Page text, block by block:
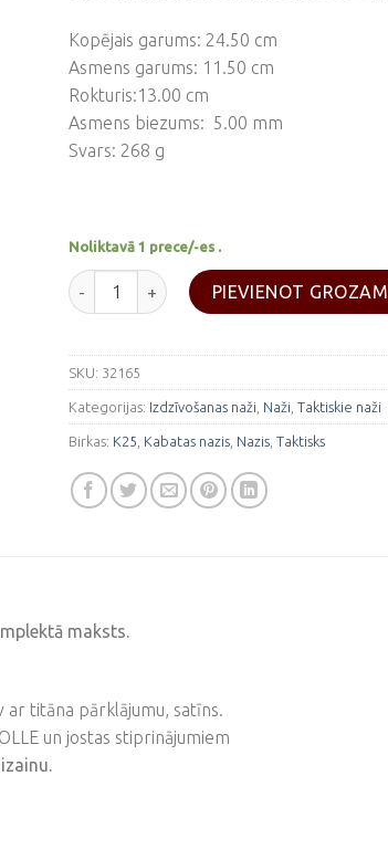
Kopējais garums: 24.50 cm
Asmens garums: 11.50 cm
Rokturis:13.00 cm
Asmens biezums: 5.00 mm
Svars: 268 g
Noliktavā 1 prece/-es .
Taktiskais nazis K25, 11 cm daudzums
PIEVIENOT GROZAM
SKU: 32165
Kategorijas: Izdzīvošanas naži Naži ,Taktiskie naži
Birkas: K25 Kabatas nazis Nazis ,Taktisks
maksts.
ar titāna pārklājumu, satīns.
un jostas stiprinājumiem